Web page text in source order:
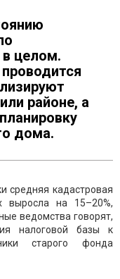
в целом.
районе, а
дома.
средняя кадастровая
выросла на 15–20%,
ведомства говорят,
налоговой базы к
старого фонда